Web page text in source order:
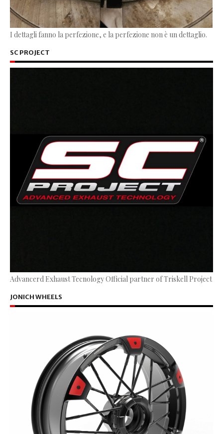
I dettagli fanno la perfezione, e la perfezione non è un dettaglio.
SC PROJECT
Advancerd Exhaust Tecnology Official partner of Triskell Project
JONICH WHEELS